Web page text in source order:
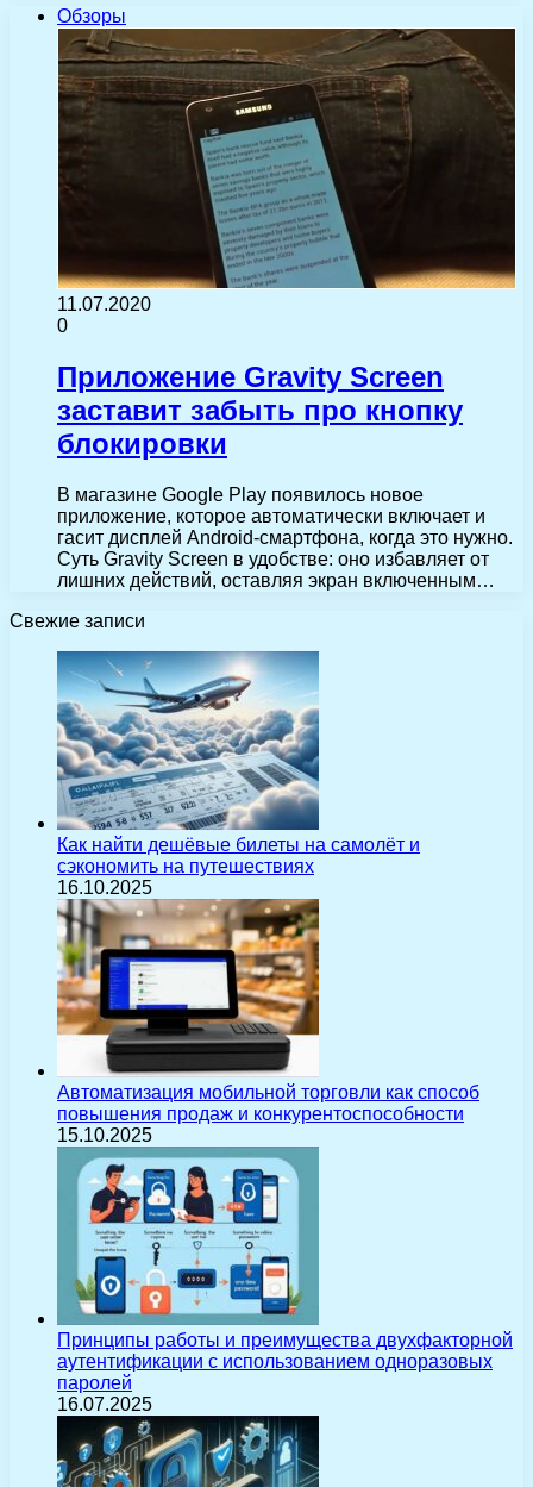
Обзоры
11.07.2020
0
Приложение Gravity Screen
заставит забыть про кнопку
блокировки
В магазине Google Play появилось новое
приложение, которое автоматически включает и
гасит дисплей Android-смартфона, когда это нужно.
Суть Gravity Screen в удобстве: оно избавляет от
лишних действий, оставляя экран включенным…
Свежие записи
Как найти дешёвые билеты на самолёт и
сэкономить на путешествиях
16.10.2025
Автоматизация мобильной торговли как способ
повышения продаж и конкурентоспособности
15.10.2025
Принципы работы и преимущества двухфакторной
аутентификации с использованием одноразовых
паролей
16.07.2025